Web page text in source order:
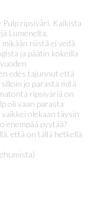
Pulp ripsiväri. Kaikista
Lumenelta,
niistä ei vedä
ja päätin kokeilla
edes tajunnut että
jo parasta mitä
ripsiväriä on
oli vaan parasta
olekaan täysin
enempää pyytää?
että on tällä hetkellä